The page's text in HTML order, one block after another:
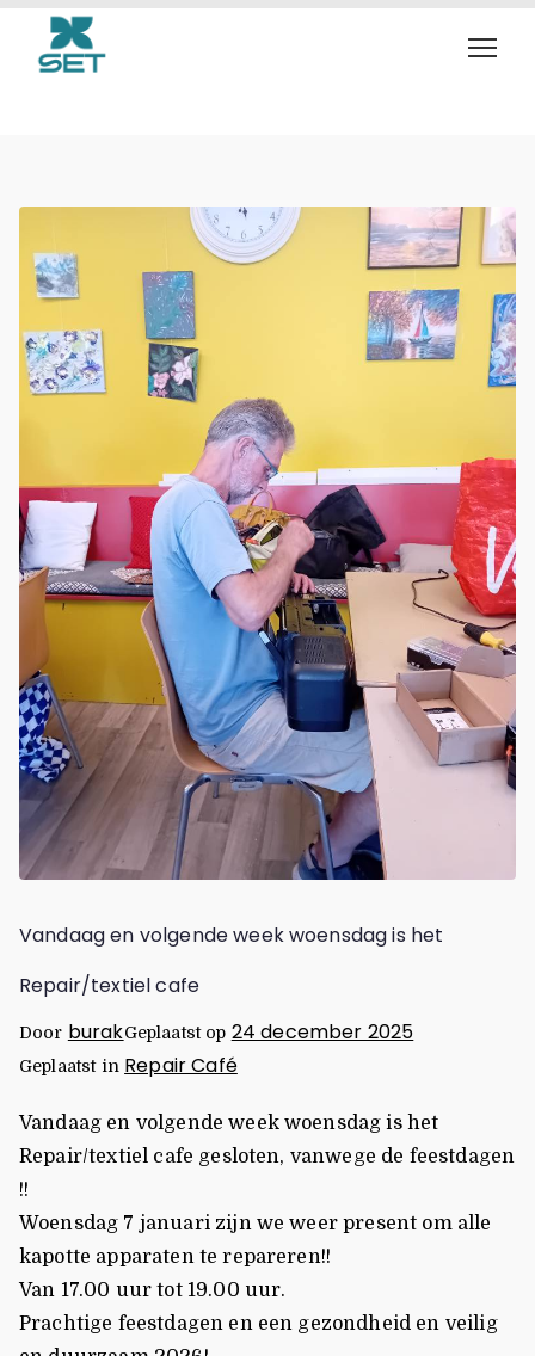
Day: 24 december 2025
Vandaag en volgende week woensdag is het
Repair/textiel cafe
Door burakGeplaatst op 24 december 2025
Geplaatst in Repair Café
Vandaag en volgende week woensdag is het
Repair/textiel cafe gesloten, vanwege de feestdagen
!!
Woensdag 7 januari zijn we weer present om alle
kapotte apparaten te repareren!!
Van 17.00 uur tot 19.00 uur.
Prachtige feestdagen en een gezondheid en veilig